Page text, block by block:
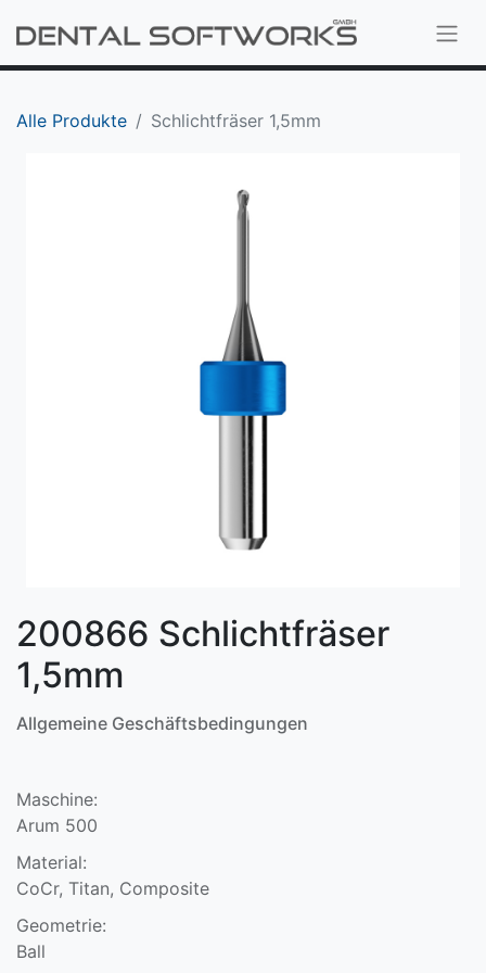
Alle Produkte Schlichtfräser 1,5mm
200866 Schlichtfräser
1,5mm
Allgemeine Geschäftsbedingungen
Maschine:
Arum 500
Material:
CoCr, Titan, Composite
Geometrie:
Ball